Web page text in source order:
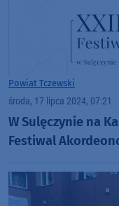
Powiat Tczewski
środa, 17 lipca 2024, 07:21
W Sulęczynie na
Festiwal